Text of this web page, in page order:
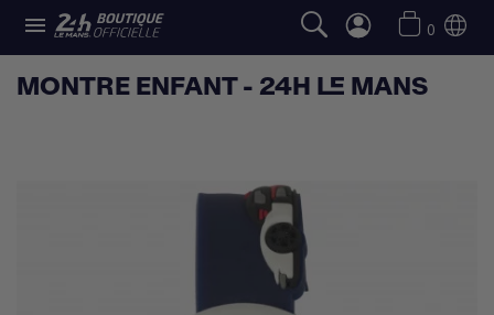
 0
MONTRE ENFANT - 24H LE MANS